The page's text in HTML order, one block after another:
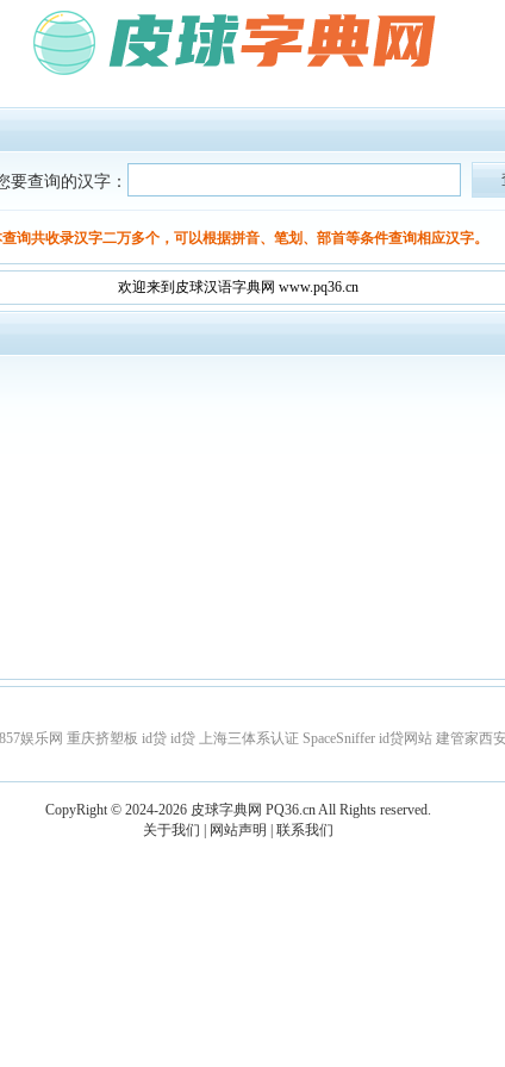
要查询的汉字：
询共收录汉字二万多个，可以根据拼音、笔划、部首等条件查询相应汉字。
欢迎来到皮球汉语字典网 www.pq36.cn
娱乐网 重庆挤塑板 id贷 id贷 上海三体系认证 SpaceSniffer id贷网站 建管家西
CopyRight © 2024-2026 皮球字典网 PQ36.cnAll Rights reserved.
关于我们
网站声明 联系我们